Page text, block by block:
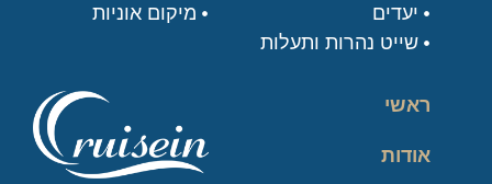
ראשי
אודות
מיקום אוניות
יעדים
שייט נהרות ותעלות